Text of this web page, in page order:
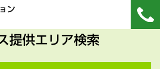
ン
提供エリア検索